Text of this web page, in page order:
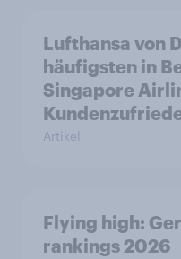
Lufthansa von
häufigsten in
Singapore
Artikel
Flying high:
rankings 2026